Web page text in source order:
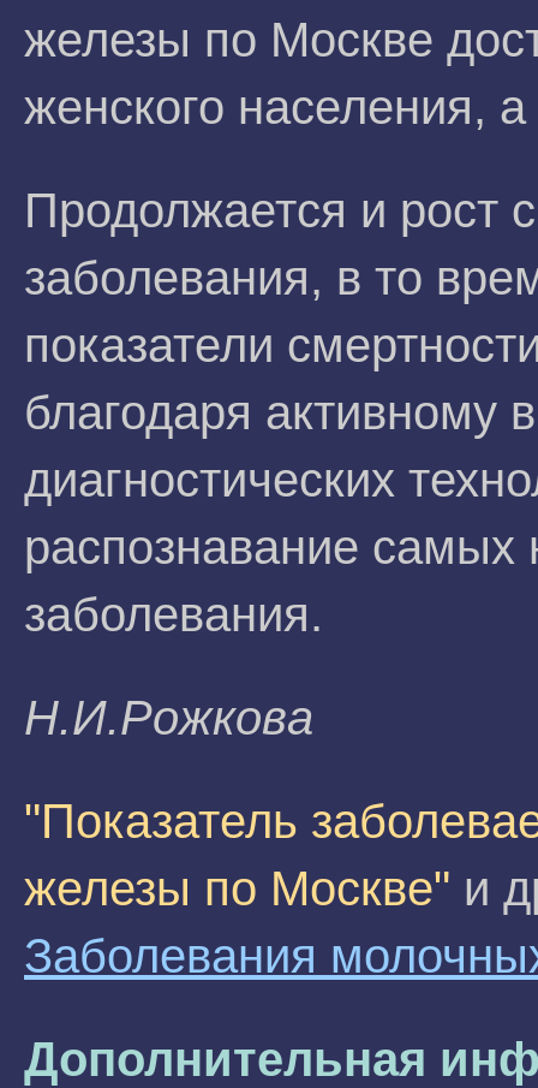
железы по Москве
женского населения,
Продолжается и рост
заболевания, в то
показатели
благодаря активному
диагностических
распознавание
заболевания.
H.И.Poжкoвa
"Показатель
железы по Москве" и
Заболевания
Дополнительная